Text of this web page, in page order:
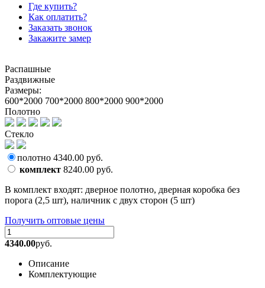
Где купить?
Как оплатить?
Заказать звонок
Закажите замер
Распашные
Раздвижные
Размеры:
600*2000 700*2000 800*2000 900*2000
Полотно
Стекло
полотно 4340.00 руб.
комплект 8240.00 руб.
В комплект входят: дверное полотно, дверная коробка без
порога (2,5 шт), наличник с двух сторон (5 шт)
Получить оптовые цены
4340.00руб.
Описание
Комплектующие